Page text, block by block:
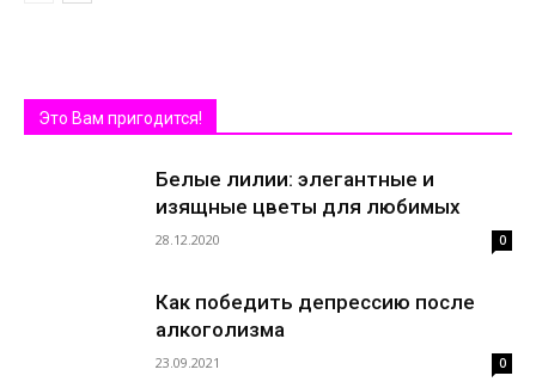
Это Вам пригодится!
Белые лилии: элегантные и
изящные цветы для любимых
28.12.2020 0
Как победить депрессию после
алкоголизма
23.09.2021 0